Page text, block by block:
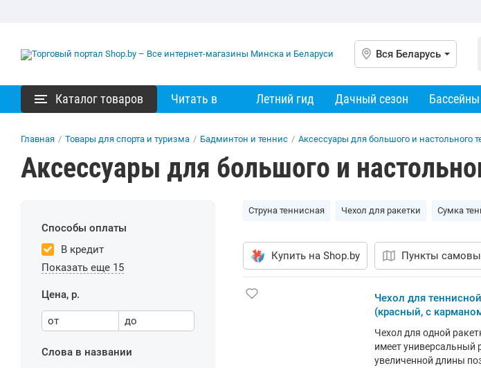
Вся Беларусь
Каталог товаров Читать в Летний гид Дачный сезон Бассейны
Главная / Товары для спорта и туризма / Бадминтон и теннис / Аксессуары для большого и настольного
Аксессуары для большого и
Способы оплаты
В кредит
Показать еще 15
Цена, р.
от до
Слова в названии
Струна теннисная Чехол для ракетки Сумка
Купить на Shop.by Пункты
Чехол для
(красный, с
Чехол для одной
имеет универсальный
увеличенной длины